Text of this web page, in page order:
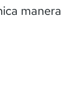
manera